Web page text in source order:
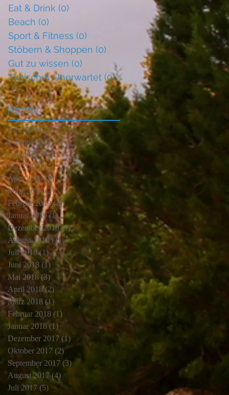
Eat & Drink (0)
Beach (0)
Sport & Fitness (0)
Stöbern & Shoppen (0) 0 Beiträge
Gut zu wissen (0) 0 Beiträge
Typisch & Unerwartet (0)0 Beiträge
Archiv
Juli 2020 (2)2 Beiträge
Februar 2020 (1)1 Beitrag
Januar 2020 (1)1 Beitrag
Mai 2019 (1)1 Beitrag
April 2019 (2)2 Beiträge
März 2019 (2)2 Beiträge
Februar 2019 (1)1 Beitrag
Januar 2019 (1)1 Beitrag
Dezember 2018 (1)1 Beitrag
August 2018 (1) 1 Beitrag
Juli 2018 (1) 1 Beitrag
Juni 2018 (1) 1 Beitrag
Mai 2018 (3) 3 Beiträge
April 2018 (2) 2 Beiträge
März 2018 (1) 1 Beitrag
Februar 2018 (1)
Januar 2018 (1)
Dezember 2017 (1) 1 Beitrag
Oktober 2017 (2)2 Beiträge
September 2017 (3)3 Beiträge
August 2017 (4)
Juli 2017 (5) 5 Beiträge